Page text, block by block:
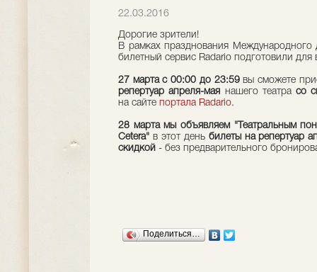
22.03.2016
Дорогие зрители!
В рамках празднования Международного
билетный сервис Radario подготовили для
27 марта c 00:00 до 23:59вы сможете
репертуар апреля-мая нашего театрасо
на сайте портала Radario.
28 марта мы объявляем "Театральным
Cetera" в этот день билеты на репертуар
скидкой - без предварительного
Поделиться…